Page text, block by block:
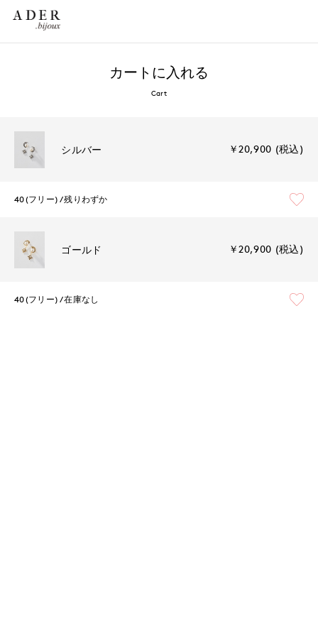
カートに入れる
Cart
シルバー ￥20,900 (税込)
40(フリー) 残りわずか
ゴールド ￥20,900 (税込)
40(フリー) 在庫なし